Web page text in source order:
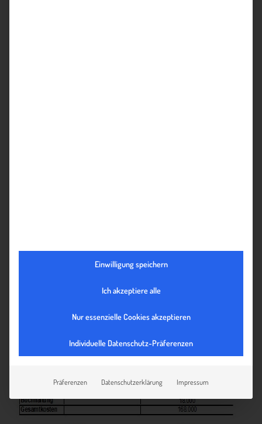
Einwilligung speichern
Ich akzeptiere alle
Nur essenzielle Cookies akzeptieren
Individuelle Datenschutz-Präferenzen
Präferenzen Datenschutzerklärung Impressum